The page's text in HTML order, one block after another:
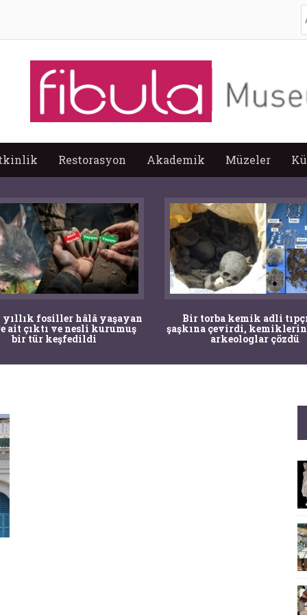
Restorasyon Akademik Müzeler
yıllık fosiller hâlâ yaşayan
ait çıktı ve nesli kurumuş
bir tür keşfedildi
Bir torba kemik adli
şaşkına çevirdi, kemiklerin
arkeologlar çözdü